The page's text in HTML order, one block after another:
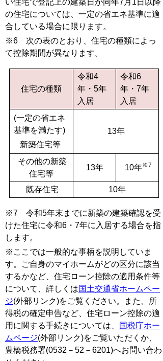
い住宅で登記上の建築日が同年7月1日以降
の住宅については、一定の省エネ基準に適
合している場合に限ります。
※6 次の表のとおり、住宅の種類によっ
て控除期間が異なります。
住宅の種類
令和4
年・5年
入居
令和6
年・7年
入居
(一定の省エネ
基準を満たす)
新築住宅等
13年
その他の新築
住宅等
13年 10年※7
既存住宅 10年
※7 令和5年末までに新築の建築確認を受
けた住宅に令和6・7年に入居する場合を指
します。
※ここでは一般的な事柄を説明していま
す。ご自身のマイホームがどの区分に該当
するかなど、住宅ローン控除の適用条件等
について、詳しくは国土交通省ホームペー
ジ(外部リンク)をご覧ください。また、所
得税の確定申告など、住宅ローン控除の適
用に関する手続きについては、
国税庁ホー
ムページ(外部リンク)をご覧いただくか、
豊橋税務署(0532－52－6201)へお問い合わ